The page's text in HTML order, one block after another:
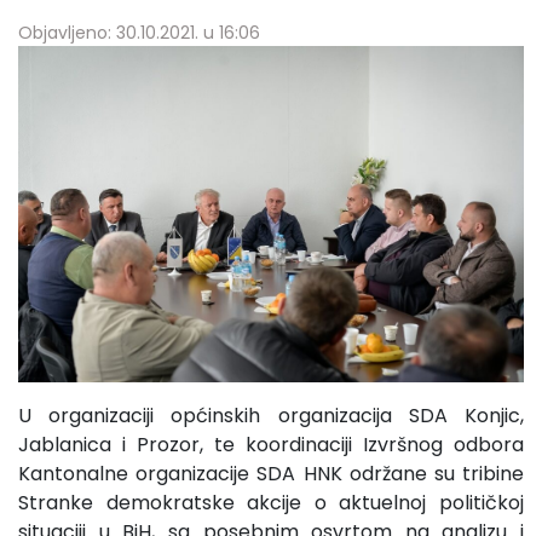
Objavljeno: 30.10.2021. u 16:06
U organizaciji općinskih organizacija SDA Konjic,
Jablanica i Prozor, te koordinaciji Izvršnog odbora
Kantonalne organizacije SDA HNK održane su tribine
Stranke demokratske akcije o aktuelnoj političkoj